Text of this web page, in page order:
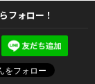
フォロー！